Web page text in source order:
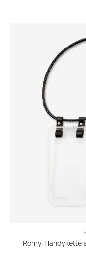
Romy, Handykette